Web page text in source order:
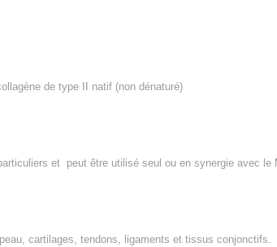
de type II natif (non dénaturé)
et peut être utilisé seul ou en synergie avec
cartilages, tendons, ligaments et tissus conjonctifs.